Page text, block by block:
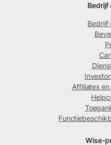
Bedrijf
Bedrijf
Affiliates
Wise-